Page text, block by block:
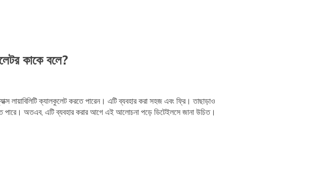
কাকে বলে?
লায়াবিলিটি ক্যালকুলেট করতে পারেন। এটি ব্যবহার করা সহজ এবং ফ্রি। তাছাড়াও
অতএব, এটি ব্যবহার করার আগে এই আলোচনা পড়ে ডিটেইলসে জানা উচিত।